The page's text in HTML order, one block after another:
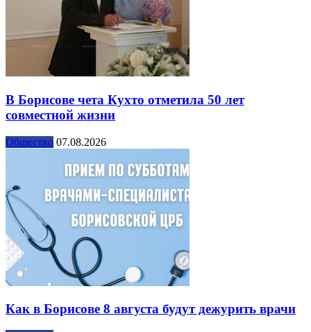
В Борисове чета Кухто отметила 50 лет
совместной жизни
Общество 07.08.2026
Как в Борисове 8 августа будут дежурить врачи